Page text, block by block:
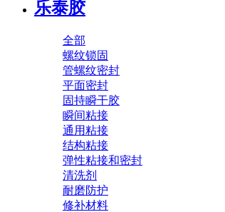
乐泰胶
全部
螺纹锁固
管螺纹密封
平面密封
固持瞬干胶
瞬间粘接
通用粘接
结构粘接
弹性粘接和密封
清洗剂
耐磨防护
修补材料